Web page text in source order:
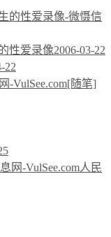
性爱录像2006-03-22
22
[随笔]
人民